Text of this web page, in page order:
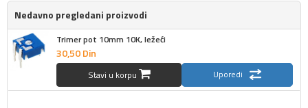
Nedavno pregledani proizvodi
Trimer pot 10mm 10K, ležeći
30,50Din
Stavi u korpu Uporedi